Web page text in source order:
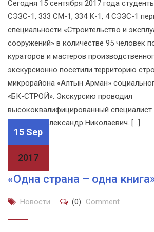
Сегодня 15 сентября 2017 года
СЭЗС-1, 333 СМ-1, 334 К-1, 4 СЭЗС-1
специальности «Строительство и
сооружений» в количестве 95 человек
кураторов и мастеров
экскурсионно посетили территорию
микрорайона «Алтын Арман»
«БК-СТРОЙ». Экскурсию проводил
высококвалифицированный специалист
Карпенко Александр Николаевич. […]
15 Sep
2017
«Одна страна – одна
Новости (0) Comment